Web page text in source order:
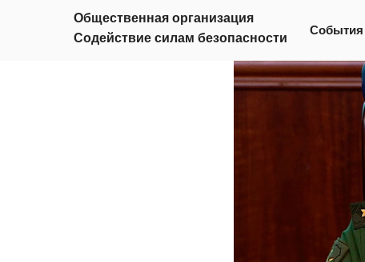
Общественная организация
Содействие силам безопасности
События
г. Москва